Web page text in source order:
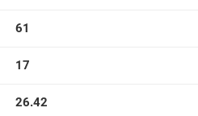
61
17
26.42